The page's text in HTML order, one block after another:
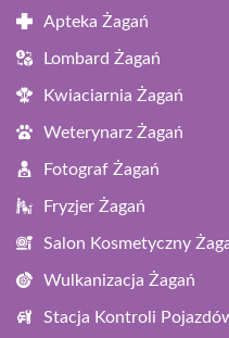
Apteka Żagań
Lombard Żagań
Kwiaciarnia Żagań
Weterynarz Żagań
Fotograf Żagań
Fryzjer Żagań
Salon Kosmetyczny
Wulkanizacja Żagań
Stacja Kontroli